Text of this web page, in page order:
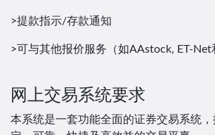
>提款指示/存款通知
>可与其他报价服务（如AAstock, ET-
网上交易系统要求
本系统是一套功能全面的证券交易系统